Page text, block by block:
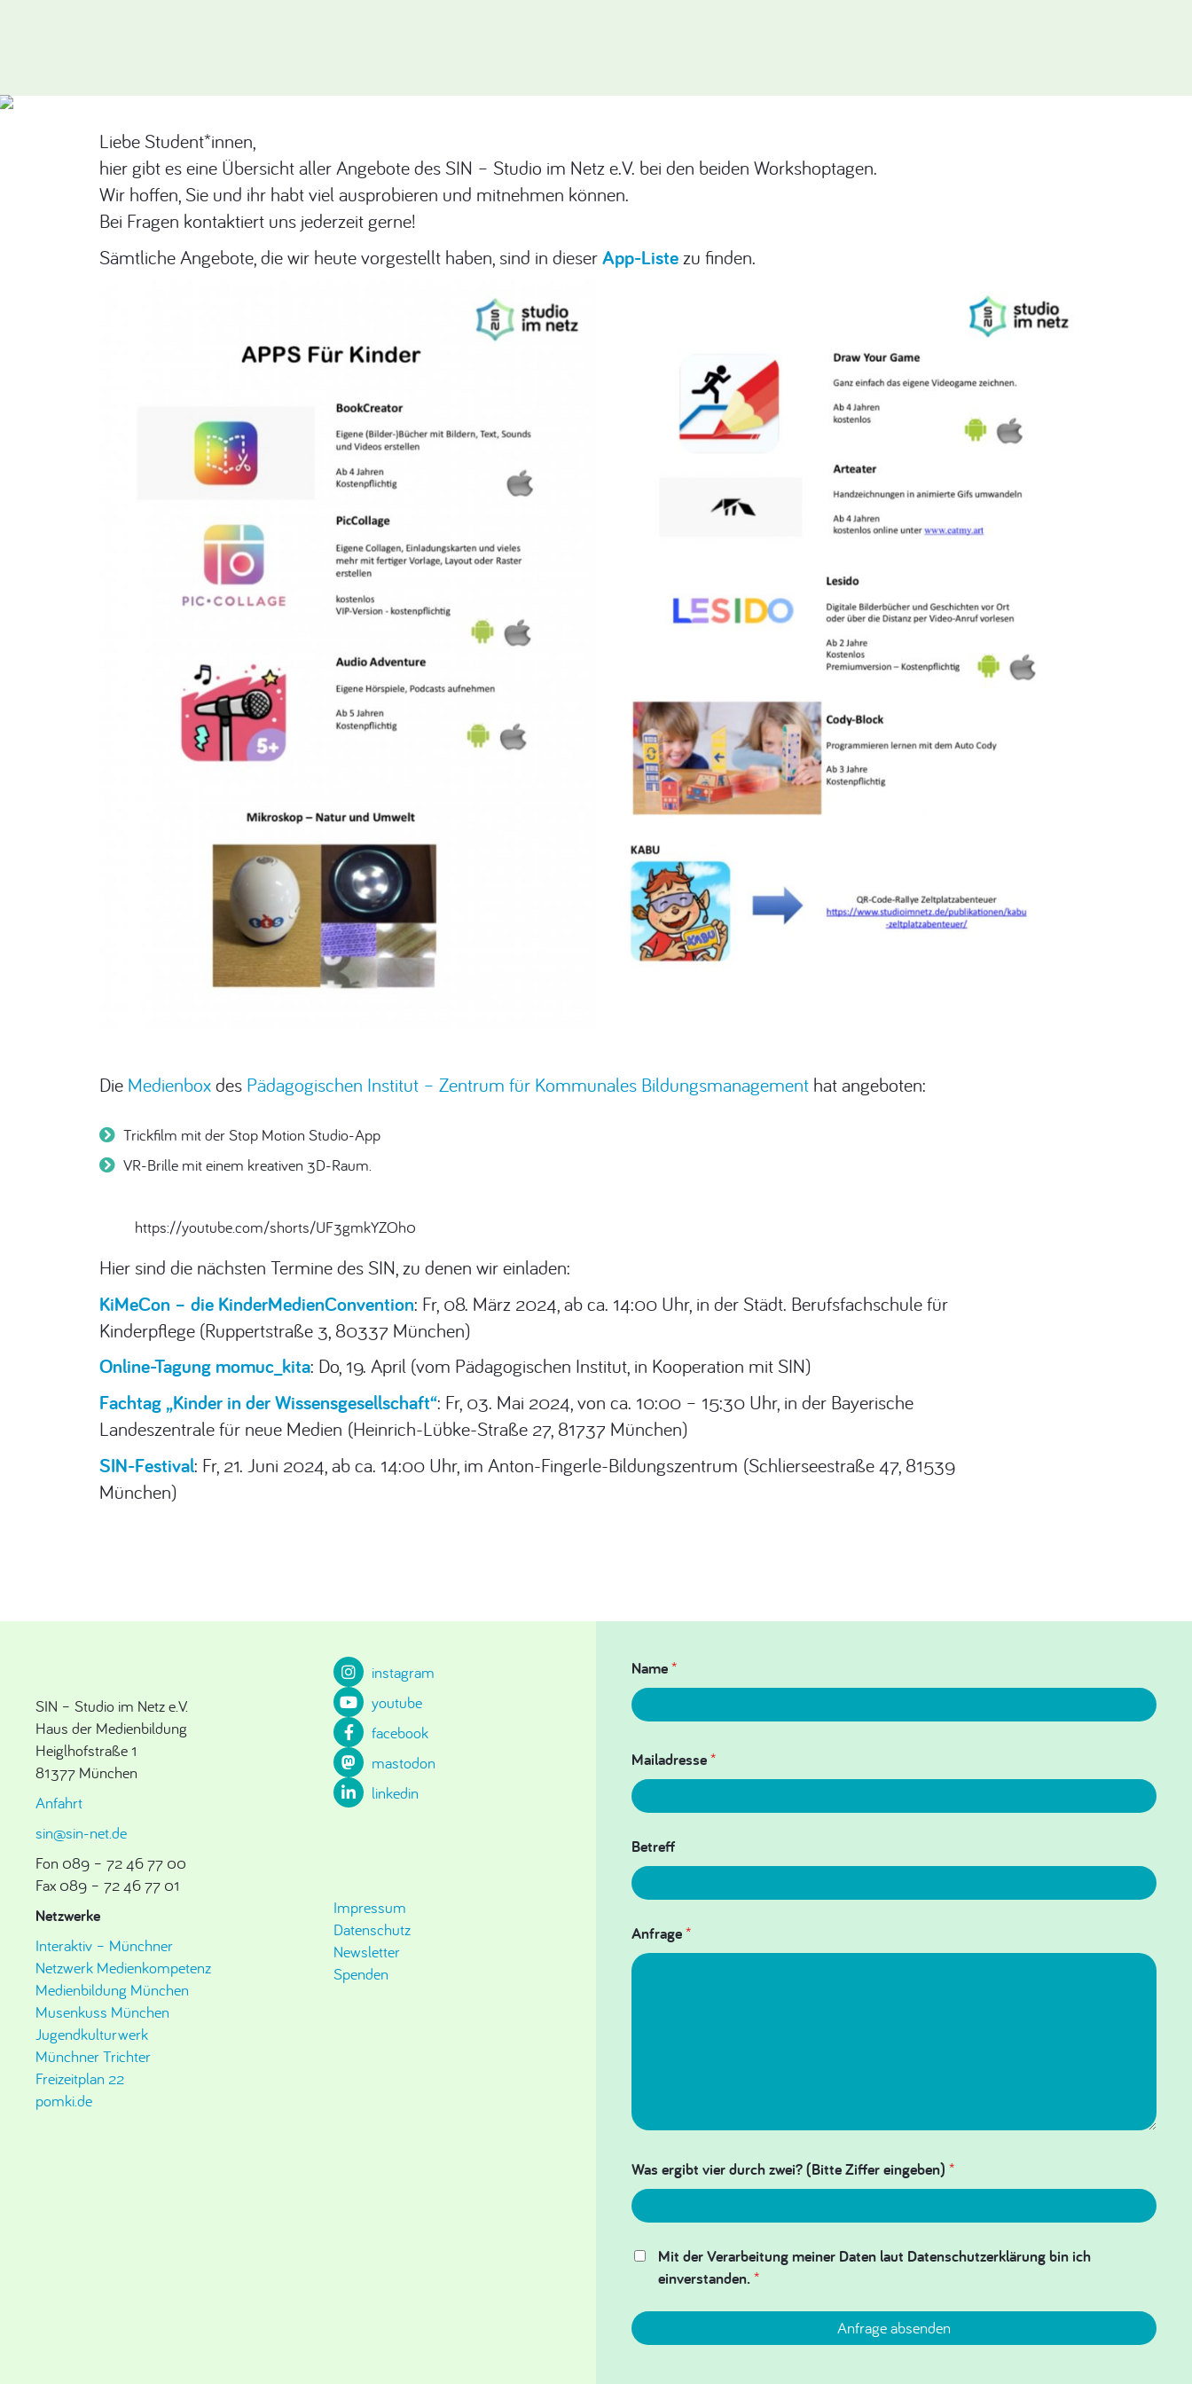
Liebe Student*innen,
hier gibt es eine Übersicht aller Angebote des SIN – Studio im Netz e.V. bei den beiden Workshoptagen.
Wir hoffen, Sie und ihr habt viel ausprobieren und mitnehmen können.
Bei Fragen kontaktiert uns jederzeit gerne!
Sämtliche Angebote, die wir heute vorgestellt haben, sind in dieserApp-Listezu finden.
Die Medienboxdes Pädagogischen Institut – Zentrum für Kommunales Bildungsmanagement hat angeboten:
Trickfilm mit der Stop Motion Studio-App
VR-Brille mit einem kreativen 3D-Raum.
https://youtube.com/shorts/UF3gmkYZOh0
Hier sind die nächsten Termine des SIN, zu denen wir einladen:
KiMeCon – die KinderMedienConvention: Fr, 08. März 2024, ab ca. 14:00 Uhr, in der Städt. Berufsfachschule für
Kinderpflege (Ruppertstraße 3, 80337 München)
Online-Tagung momuc_kita: Do, 19. April (vom Pädagogischen Institut, in Kooperation mit SIN)
Fachtag „Kinder in der Wissensgesellschaft“: Fr, 03. Mai 2024, von ca. 10:00 – 15:30 Uhr, in der Bayerische
Landeszentrale für neue Medien (Heinrich-Lübke-Straße 27, 81737 München)
SIN-Festival: Fr, 21. Juni 2024, ab ca. 14:00 Uhr, im Anton-Fingerle-Bildungszentrum (Schlierseestraße 47, 81539
München)
SIN – Studio im Netz e.V.
Haus der Medienbildung
Heiglhofstraße 1
81377 München
Anfahrt
sin@sin-net.de
Fon 089 – 72 46 77 00
Fax 089 – 72 46 77 01
Netzwerke
Interaktiv – Münchner
Netzwerk Medienkompetenz
Medienbildung München
Musenkuss München
Jugendkulturwerk
Münchner Trichter
Freizeitplan 22
pomki.de
instagram
youtube
facebook
mastodon
linkedin
Impressum
Datenschutz
Newsletter
Spenden
Name*
Mailadresse*
Betreff
Anfrage*
Was ergibt vier durch zwei? (Bitte Ziffer eingeben) *
Mit der Verarbeitung meiner Daten laut Datenschutzerklärung bin ich
einverstanden.*